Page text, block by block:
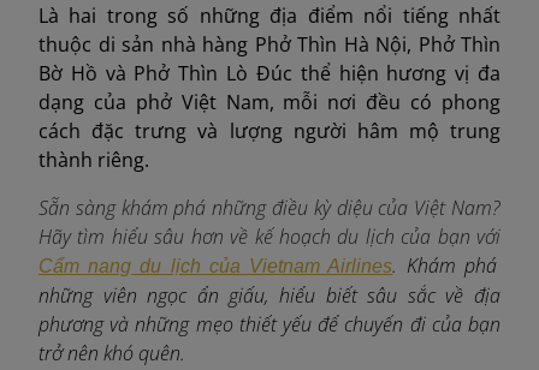
Là hai trong số những địa điểm nổi tiếng nhất
thuộc di sản nhà hàng Phở Thìn Hà Nội, Phở Thìn
Bờ Hồ và Phở Thìn Lò Đúc thể hiện hương vị đa
dạng của phở Việt Nam, mỗi nơi đều có phong
cách đặc trưng và lượng người hâm mộ trung
thành riêng.
Sẵn sàng khám phá những điều kỳ diệu của Việt Nam?
Hãy tìm hiểu sâu hơn về kế hoạch du lịch của bạn với
Cẩm nang du lịch của Vietnam Airlines. Khám phá
những viên ngọc ẩn giấu, hiểu biết sâu sắc về địa
phương và những mẹo thiết yếu để chuyến đi của bạn
trở nên khó quên.